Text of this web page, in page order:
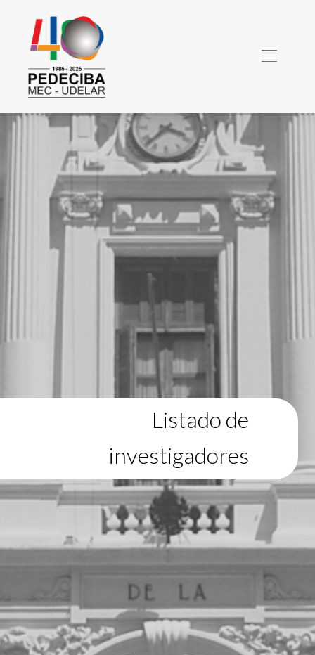
Listado de
investigadores